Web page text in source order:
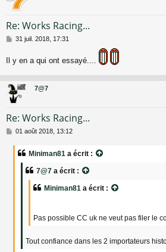
Re: Works Racing...
M
s
e
31 juil. 2018, 17:31
Il y en a qui ont essayé....
7@7
Re: Works Racing...
M
01 août 2018, 13:12
Miniman81 a écrit :
7@7 a écrit :
Miniman81 a écrit :
Pas possible CC uk ne veut pas filer le
Tout confiance dans les 2 importateurs